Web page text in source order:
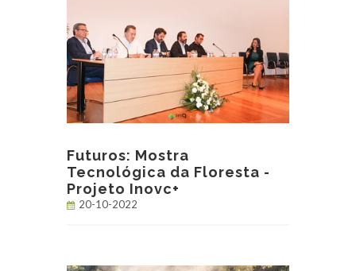
Futuros: Mostra
Tecnológica da Floresta -
Projeto Inovc+
20-10-2022